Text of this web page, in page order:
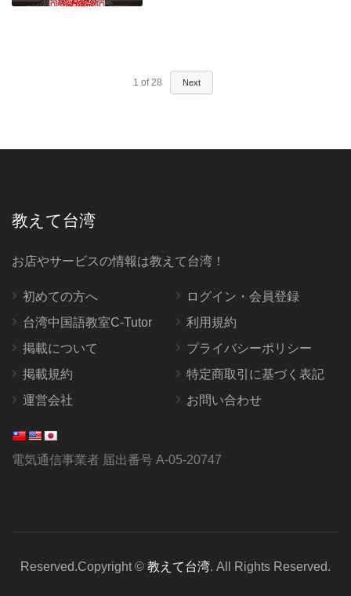
1 of 28 Next
教えて台湾
お店やサービスの情報は教えて台湾！
初めての方へ
台湾中国語教室C-Tutor
掲載について
掲載規約
運営会社
ログイン・会員登録
利用規約
プライバシーポリシー
特定商取引に基づく表記
お問い合わせ
電気通信事業者 届出番号 A-05-20747
Reserved.Copyright © 教えて台湾. All Rights Reserved.